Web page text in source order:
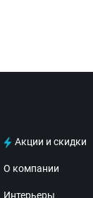
Акции и скидки
О компании
Интерьеры